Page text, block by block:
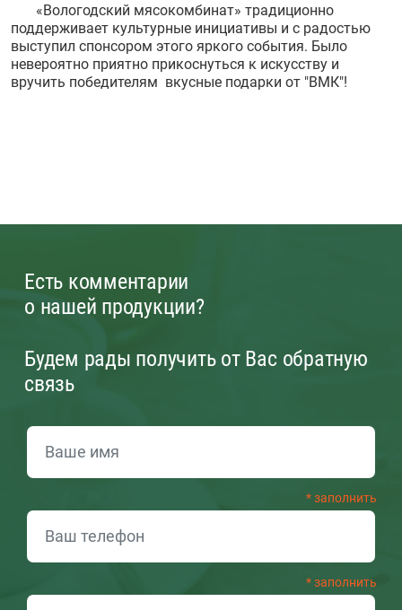
«Вологодский мясокомбинат» традиционно
поддерживает культурные инициативы и с радостью
выступил спонсором этого яркого события. Было
невероятно приятно прикоснуться к искусству и
вручить победителям вкусные подарки от "ВМК"!
Есть комментарии
о нашей продукции?
Будем рады получить от Вас обратную
связь
ОБРАТНАЯ СВЯЗЬ